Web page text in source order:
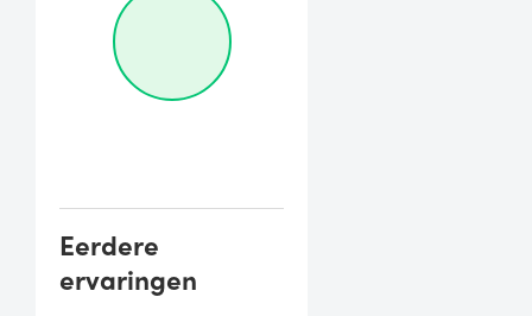
Eerdere
ervaringen